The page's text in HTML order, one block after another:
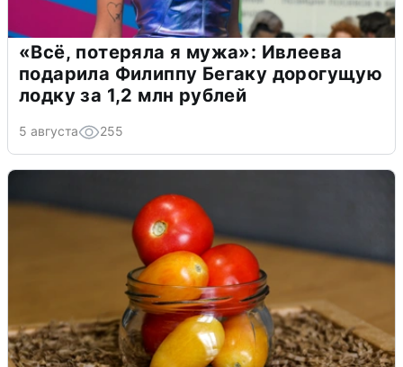
«Всё, потеряла я мужа»: Ивлеева
подарила Филиппу Бегаку дорогущую
лодку за 1,2 млн рублей
5 августа 255